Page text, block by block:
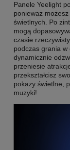
Panele Yeelight
ponieważ
świetlnych. Po
mogą
czasie
podczas grania w
dynamicznie
przeniesie
przekształcisz
pokazy świetlne,
muzyki!